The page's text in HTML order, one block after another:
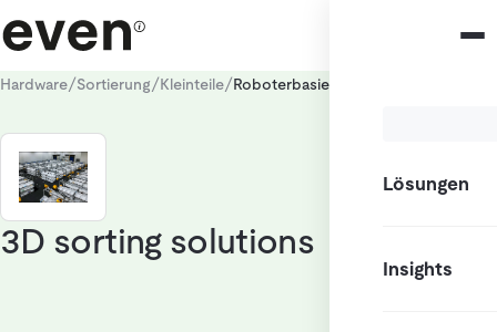
Lösungen
Insights
Hardware/Sortierung/Kleinteile/Roboterbasierte Sorter
3D sorting solutions